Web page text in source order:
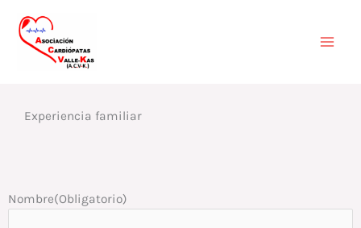
contenido
Experiencia familiar
Nombre(Obligatorio)